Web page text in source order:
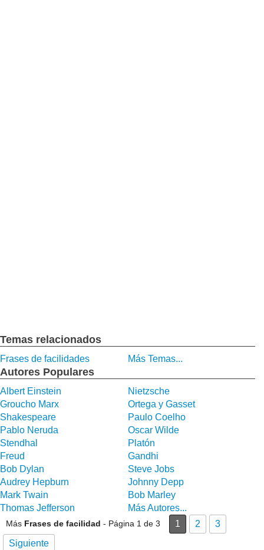
Temas relacionados
Frases de facilidades Más Temas...
Autores Populares
Albert Einstein
Nietzsche
Groucho Marx
Ortega y Gasset
Shakespeare
Paulo Coelho
Pablo Neruda
Oscar Wilde
Stendhal
Platón
Freud
Gandhi
Bob Dylan
Steve Jobs
Audrey Hepburn
Johnny Depp
Mark Twain
Bob Marley
Thomas Jefferson
Más Autores...
Más Frases de facilidad - Página 1 de 3 1 2
3
Siguiente